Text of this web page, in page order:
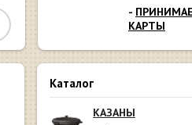
-
КАРТЫ
Каталог
КАЗАНЫ